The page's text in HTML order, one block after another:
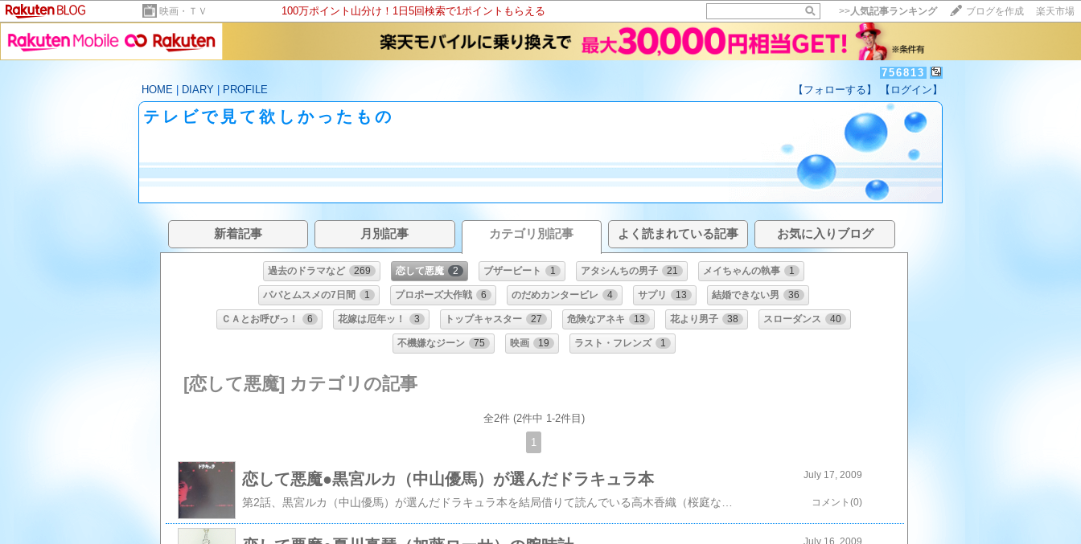
映画・ＴＶ 100万ポイント山分け！1日5回検索で1ポイントもらえる >>人気記事ランキング ブログを作成 楽天市場
756813
HOME
DIARY PROFILE 【フォローする】 【ログイン】
テレビで見て欲しかったもの
新着記事 月別記事 カテゴリ別記事 よく読まれている記事 お気に入りブログ
過去のドラマなど 269 恋して悪魔 2 ブザービート 1 アタシんちの男子 21 メイちゃんの執事 1
パパとムスメの7日間 1 プロポーズ大作戦 6 のだめカンタービレ 4 サプリ 13 結婚できない男 36
ＣＡとお呼びっ！ 6 花嫁は厄年ッ！ 3 トップキャスター 27 危険なアネキ 13 花より男子 38 スローダンス 40
不機嫌なジーン 75 映画 19 ラスト・フレンズ 1
[恋して悪魔] カテゴリの記事
全2件 (2件中 1-2件目)
1
恋して悪魔●黒宮ルカ（中山優馬）が選んだドラキュラ本 July 17, 2009
コメント(0)
July 16, 2009